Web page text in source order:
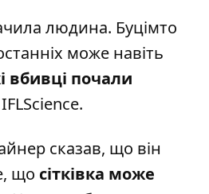
людина. Буцімто
може навіть
вбивці почали
IFLScience.
сказав, що він
що сітківка може